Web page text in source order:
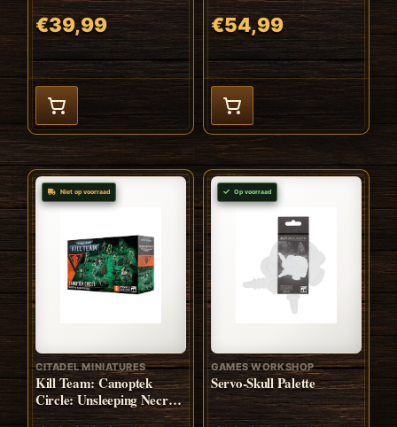
€39,99 €54,99
Niet op voorraad
CITADEL MINIATURES
Kill Team: Canoptek
Circle: Unsleeping Necron
Sentinels
Op voorraad
GAMES WORKSHOP
Servo-Skull Palette